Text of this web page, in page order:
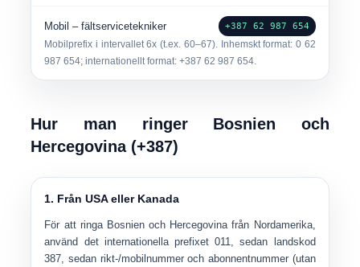
Mobil – fältservicetekniker +387 62 987 654
Mobilprefix i intervallet 6x (t.ex. 60–67). Inhemskt format: 0 62
987 654; internationellt format: +387 62 987 654.
Hur man ringer Bosnien och
Hercegovina (+387)
1. Från USA eller Kanada
För att ringa Bosnien och Hercegovina från Nordamerika,
använd det internationella prefixet011, sedan landskod
387, sedan rikt-/mobilnummer och abonnentnummer(utan